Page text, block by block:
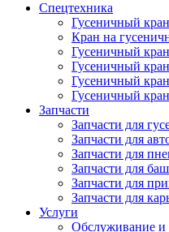
Спецтехника
Гусеничный
Кран на
Гусеничный
Гусеничный
Гусеничный
Гусеничный
Запчасти
Запчасти для
Запчасти для
Запчасти для
Запчасти для
Запчасти для
Запчасти для
Услуги
Обслуживание и